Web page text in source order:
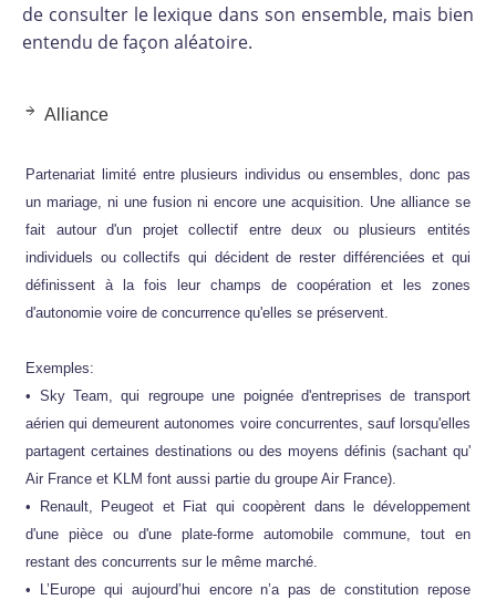
de consulter le lexique dans son ensemble, mais bien
entendu de façon aléatoire.
Alliance
Partenariat limité entre plusieurs individus ou ensembles, donc pas
un mariage, ni une fusion ni encore une acquisition. Une alliance se
fait autour d'un projet collectif entre deux ou plusieurs entités
individuels ou collectifs qui décident de rester différenciées et qui
définissent à la fois leur champs de coopération et les zones
d'autonomie voire de concurrence qu'elles se préservent.
Exemples:
• Sky Team, qui regroupe une poignée d'entreprises de transport
aérien qui demeurent autonomes voire concurrentes, sauf lorsqu'elles
partagent certaines destinations ou des moyens définis (sachant qu'
Air France et KLM font aussi partie du groupe Air France).
• Renault, Peugeot et Fiat qui coopèrent dans le développement
d'une pièce ou d'une plate-forme automobile commune, tout en
restant des concurrents sur le même marché.
• L’Europe qui aujourd’hui encore n’a pas de constitution repose